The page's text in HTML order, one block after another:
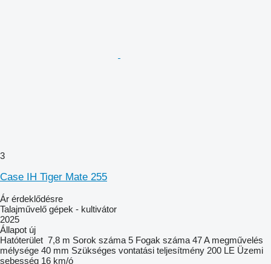
3
Case IH Tiger Mate 255
Ár érdeklődésre
Talajművelő gépek - kultivátor
2025
Állapot új
Hatóterület 7,8 m Sorok száma 5 Fogak száma 47A megművelés
mélysége 40 mm Szükséges vontatási teljesítmény 200 LE Üzemi
sebesség 16 km/ó